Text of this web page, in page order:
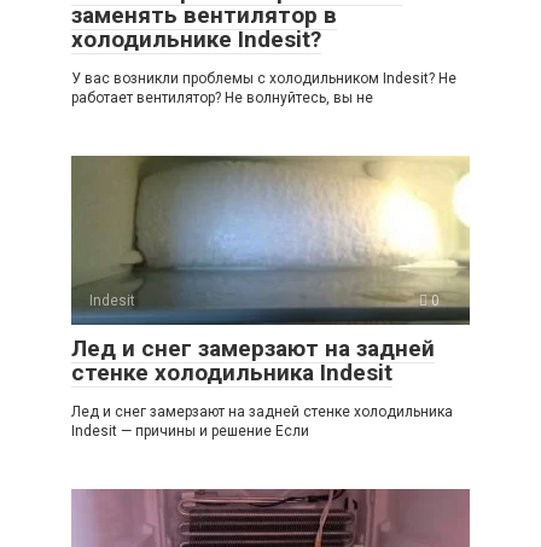
заменять вентилятор в
холодильнике Indesit?
У вас возникли проблемы с холодильником Indesit? Не
работает вентилятор? Не волнуйтесь, вы не
Indesit 0
Лед и снег замерзают на задней
стенке холодильника Indesit
Лед и снег замерзают на задней стенке холодильника
Indesit — причины и решение Если